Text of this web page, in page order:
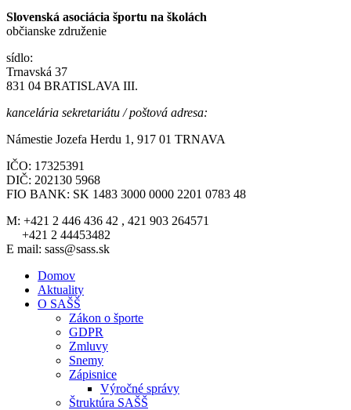
Slovenská asociácia športu na školách
občianske združenie
sídlo:
Trnavská 37
831 04 BRATISLAVA III.
kancelária sekretariátu / poštová adresa:
Námestie Jozefa Herdu 1, 917 01 TRNAVA
IČO: 17325391
DIČ: 202130 5968
FIO BANK: SK 1483 3000 0000 2201 0783 48
M: +421 2 446 436 42 , 421 903 264571
+421 2 44453482
E mail: sass@sass.sk
Domov
Aktuality
O SAŠŠ
Zákon o športe
GDPR
Zmluvy
Snemy
Zápisnice
Výročné správy
Štruktúra SAŠŠ